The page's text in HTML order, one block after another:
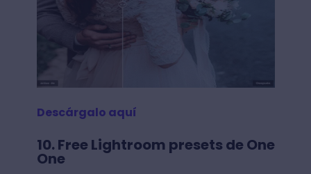
Descárgalo aquí
10. Free Lightroom presets de One
One